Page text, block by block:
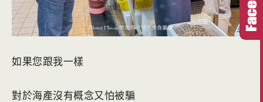
如果您跟我一樣
對於海產沒有概念又怕被騙